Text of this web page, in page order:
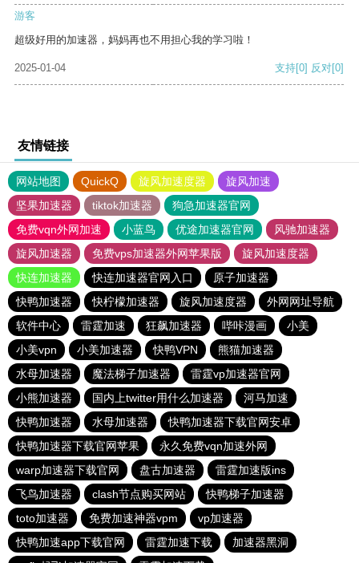
游客
超级好用的加速器，妈妈再也不用担心我的学习啦！
2025-01-04 支持[0] 反对[0]
友情链接
网站地图 QuickQ 旋风加速度器
旋风加速
坚果加速器
tiktok加速器
狗急加速器官网
免费vqn外网加速
小蓝鸟 优途加速器官网
风驰加速器
旋风加速器
免费vps加速器外网苹果版
旋风加速度器
快连加速器
快连加速器官网入口
原子加速器
快鸭加速器
快柠檬加速器 旋风加速度器
外网网址导航
软件中心
雷霆加速 狂飙加速器 哔咔漫画
小美
小美vpn
小美加速器 快鸭VPN
熊猫加速器
水母加速器
魔法梯子加速器
雷霆vp加速器官网
小熊加速器
国内上twitter用什么加速器
河马加速
快鸭加速器
水母加速器
快鸭加速器下载官网安卓
快鸭加速器下载官网苹果
永久免费vqn加速外网
warp加速器下载官网
盘古加速器
雷霆加速版ins
飞鸟加速器
clash节点购买网站
快鸭梯子加速器
toto加速器
免费加速神器vpm
vp加速器
快鸭加速app下载官网
雷霆加速下载
加速器黑洞